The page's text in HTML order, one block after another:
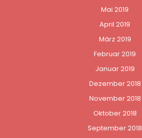
Mai 2019
April 2019
März 2019
Februar 2019
Januar 2019
Dezember 2018
November 2018
Oktober 2018
September 2018